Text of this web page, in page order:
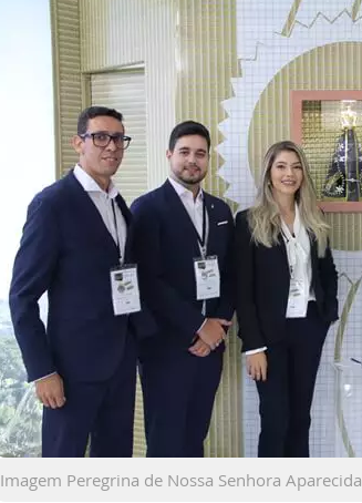
Imagem Peregrina de Nossa Senhora